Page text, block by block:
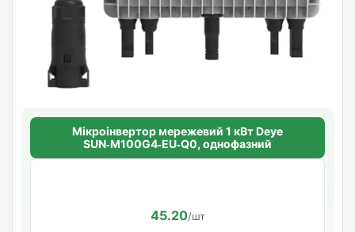
Мікроінвертор мережевий 1 кВт Deye
SUN‑M100G4‑EU‑Q0, однофазний
45.20/шт